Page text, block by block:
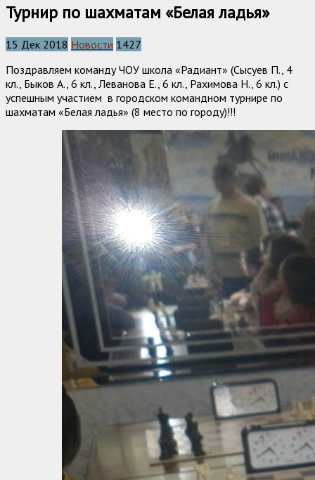
Турнир по шахматам «Белая ладья»
15 Дек 2018 Новости 1427
Поздравляем команду ЧОУ школа «Радиант» (Сысуев П., 4
кл., Быков А., 6 кл., Леванова Е., 6 кл., Рахимова Н., 6 кл.) с
успешным участием в городском командном турнире по
шахматам «Белая ладья» (8 место по городу)!!!